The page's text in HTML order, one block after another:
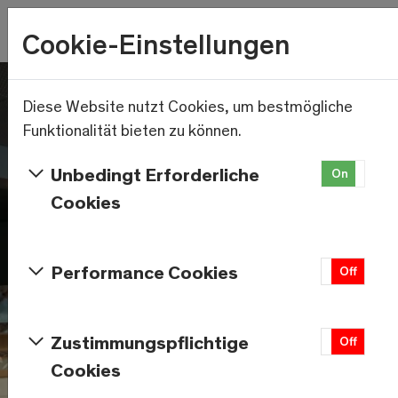
Skip to main content
19.7°C
Wetter
Cookie-Einstellungen
Diese Website nutzt Cookies, um bestmögliche
Funktionalität bieten zu können.
Unbedingt Erforderliche
Cookies
On
Performance Cookies Off
Zustimmungspflichtige
Cookies
Off